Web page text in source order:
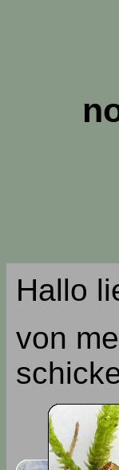
Hallo
von